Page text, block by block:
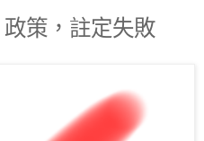
政策，註定失敗